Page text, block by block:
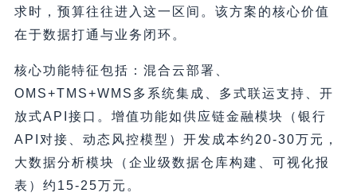
求时，预算往往进入这一区间。该方案的核心价值
在于数据打通与业务闭环。
核心功能特征包括：混合云部署、
OMS+TMS+WMS多系统集成、多式联运支持、开
放式API接口。增值功能如供应链金融模块（银行
API对接、动态风控模型）开发成本约20-30万元，
大数据分析模块（企业级数据仓库构建、可视化报
表）约15-25万元。